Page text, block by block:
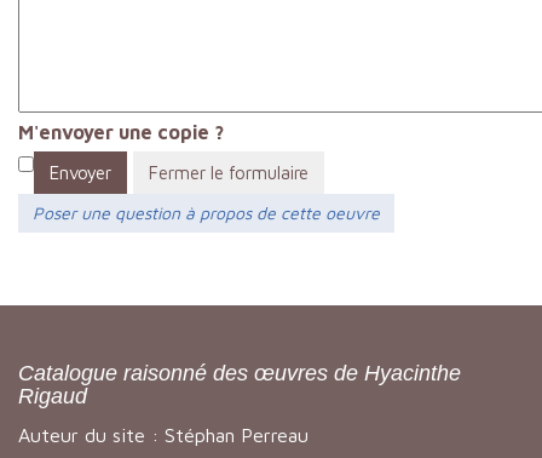
M'envoyer une copie ?
Envoyer
Fermer le formulaire
Poser une question à propos de cette oeuvre
Catalogue raisonné des œuvres de Hyacinthe
Rigaud
Auteur du site : Stéphan Perreau